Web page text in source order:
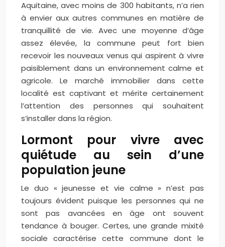
Aquitaine, avec moins de 300 habitants, n’a rien
à envier aux autres communes en matière de
tranquillité de vie. Avec une moyenne d’âge
assez élevée, la commune peut fort bien
recevoir les nouveaux venus qui aspirent à vivre
paisiblement dans un environnement calme et
agricole. Le marché immobilier dans cette
localité est captivant et mérite certainement
l’attention des personnes qui souhaitent
s’installer dans la région.
Lormont pour vivre avec
quiétude au sein d’une
population jeune
Le duo « jeunesse et vie calme » n’est pas
toujours évident puisque les personnes qui ne
sont pas avancées en âge ont souvent
tendance à bouger. Certes, une grande mixité
sociale caractérise cette commune dont le